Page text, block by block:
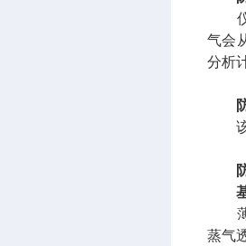
仪
气会
分析
该
薄
蒸气